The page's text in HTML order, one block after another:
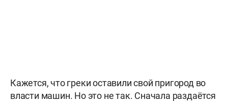
Кажется, что греки оставили свой пригород во
власти машин. Но это не так. Сначала раздаётся